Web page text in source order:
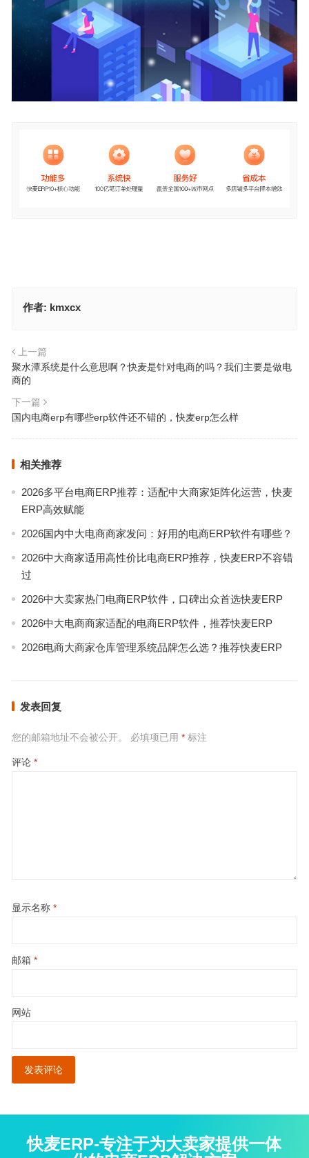
作者: kmxcx
上一篇
聚水潭系统是什么意思啊？快麦是针对电商的吗？我们主要是做电
商的
下一篇
国内电商erp有哪些erp软件还不错的，快麦erp怎么样
相关推荐
2026多平台电商ERP推荐：适配中大商家矩阵化运营，快麦
ERP高效赋能
2026国内中大电商商家发问：好用的电商ERP软件有哪些？
2026中大商家适用高性价比电商ERP推荐，快麦ERP不容错
过
2026中大卖家热门电商ERP软件，口碑出众首选快麦ERP
2026中大电商商家适配的电商ERP软件，推荐快麦ERP
2026电商大商家仓库管理系统品牌怎么选？推荐快麦ERP
发表回复
您的邮箱地址不会被公开。 必填项已用 *标注
评论 *
显示名称 *
邮箱 *
网站
快麦ERP-专注于为大卖家提供一体